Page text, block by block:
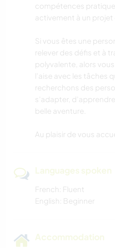
compétences
activement à un projet
Si vous êtes une
relever des défis et à
polyvalente, alors
l’aise avec les tâches
recherchons des
s’adapter,
belle aventure.
Au plaisir de vous
Languages spoken
French: Fluent
English: Beginner
Accommodation